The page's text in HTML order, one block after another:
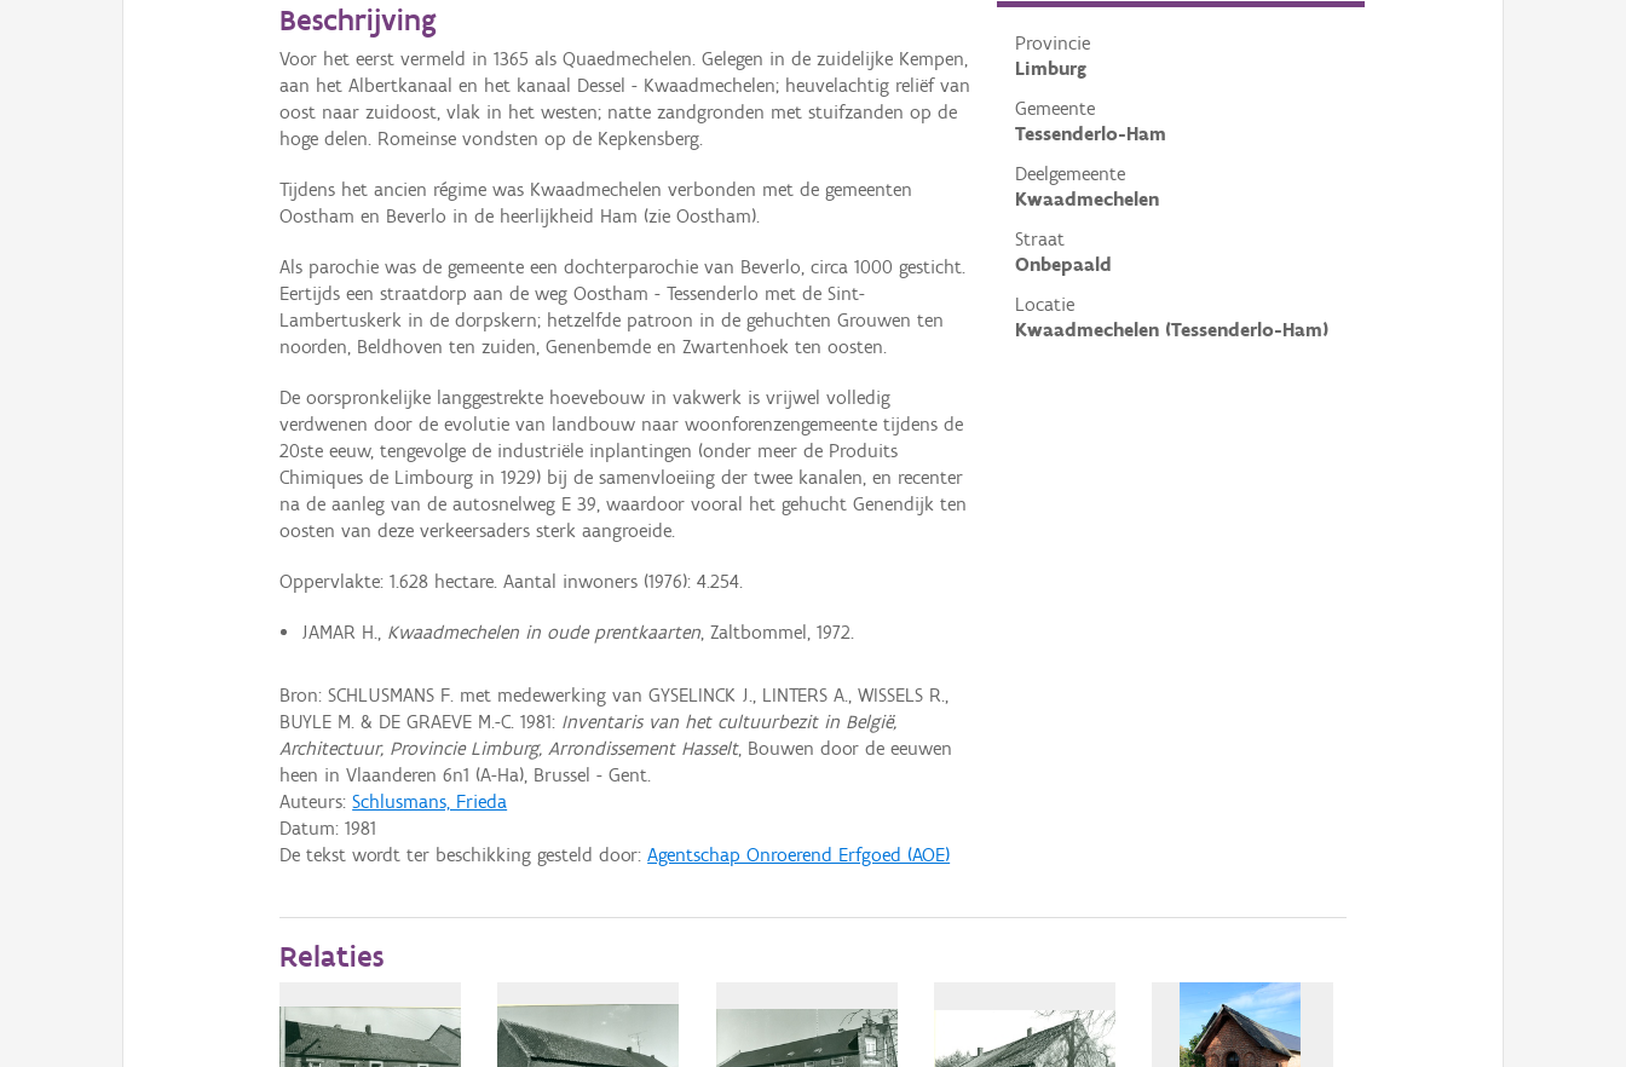
Provincie
Limburg
Gemeente
Tessenderlo-Ham
Deelgemeente
Kwaadmechelen
Straat
Onbepaald
Locatie
Kwaadmechelen (Tessenderlo-Ham)
Beschrijving
Voor het eerst vermeld in 1365 als Quaedmechelen. Gelegen in de zuidelijke Kempen,
aan het Albertkanaal en het kanaal Dessel - Kwaadmechelen; heuvelachtig reliëf van
oost naar zuidoost, vlak in het westen; natte zandgronden met stuifzanden op de
hoge delen. Romeinse vondsten op de Kepkensberg.
Tijdens het ancien régime was Kwaadmechelen verbonden met de gemeenten
Oostham en Beverlo in de heerlijkheid Ham (zie Oostham).
Als parochie was de gemeente een dochterparochie van Beverlo, circa 1000 gesticht.
Eertijds een straatdorp aan de weg Oostham - Tessenderlo met de Sint-
Lambertuskerk in de dorpskern; hetzelfde patroon in de gehuchten Grouwen ten
noorden, Beldhoven ten zuiden, Genenbemde en Zwartenhoek ten oosten.
De oorspronkelijke langgestrekte hoevebouw in vakwerk is vrijwel volledig
verdwenen door de evolutie van landbouw naar woonforenzengemeente tijdens de
20ste eeuw, tengevolge de industriële inplantingen (onder meer de Produits
Chimiques de Limbourg in 1929) bij de samenvloeiing der twee kanalen, en recenter
na de aanleg van de autosnelweg E 39, waardoor vooral het gehucht Genendijk ten
oosten van deze verkeersaders sterk aangroeide.
Oppervlakte: 1.628 hectare. Aantal inwoners (1976): 4.254.
JAMAR H., Kwaadmechelen in oude prentkaarten, Zaltbommel, 1972.
Bron: SCHLUSMANS F. met medewerking van GYSELINCK J., LINTERS A., WISSELS R.,
BUYLE M. & DE GRAEVE M.-C. 1981: Inventaris van het cultuurbezit in België,
Architectuur, Provincie Limburg, Arrondissement Hasselt, Bouwen door de eeuwen
heen in Vlaanderen 6n1 (A-Ha), Brussel - Gent.
Auteurs:Schlusmans, Frieda
Datum:1981
De tekst wordt ter beschikking gesteld door:Agentschap Onroerend Erfgoed (AOE)
Relaties